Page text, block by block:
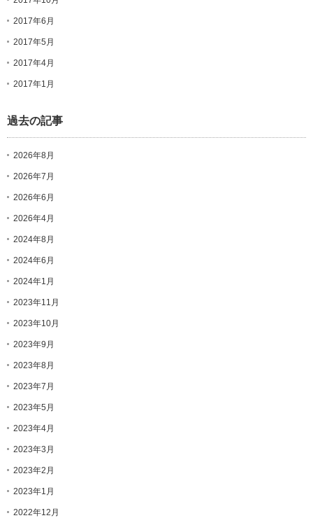
2017年6月
2017年5月
2017年4月
2017年1月
過去の記事
2026年8月
2026年7月
2026年6月
2026年4月
2024年8月
2024年6月
2024年1月
2023年11月
2023年10月
2023年9月
2023年8月
2023年7月
2023年5月
2023年4月
2023年3月
2023年2月
2023年1月
2022年12月